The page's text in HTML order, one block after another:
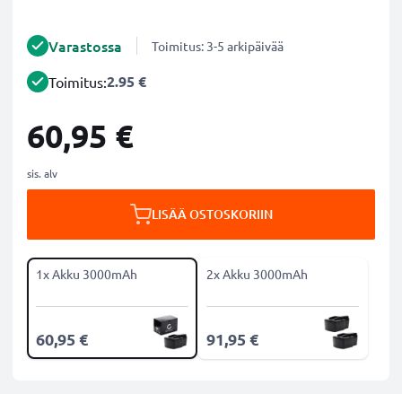
Varastossa Toimitus: 3-5 arkipäivää
Toimitus:2.95 €
60,95 €
sis. alv
LISÄÄ OSTOSKORIIN
1x Akku 3000mAh
60,95 €
2x Akku 3000mAh
91,95 €